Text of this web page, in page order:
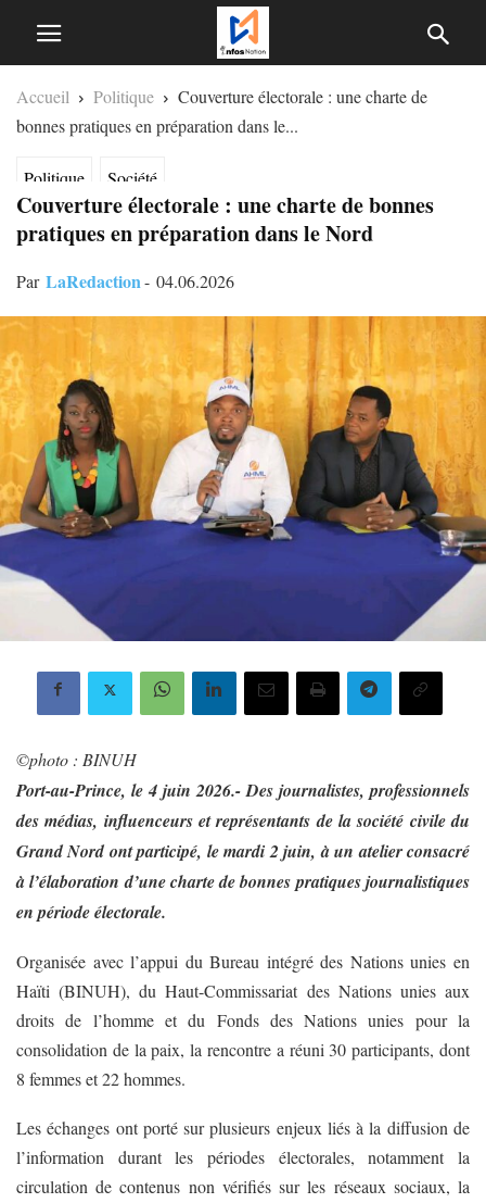
Accueil Politique
Couverture électorale : une charte de
bonnes pratiques en préparation dans le...
Politique Société
Couverture électorale : une charte de bonnes
pratiques en préparation dans le Nord
Par LaRedaction- 04.06.2026
©️photo : BINUH
Port-au-Prince, le 4 juin 2026.- Des journalistes, professionnels
des médias, influenceurs et représentants de la société civile du
Grand Nord ont participé, le mardi 2 juin, à un atelier consacré
à l’élaboration d’une charte de bonnes pratiques journalistiques
en période électorale.
Organisée avec l’appui du Bureau intégré des Nations unies en
Haïti (BINUH), du Haut-Commissariat des Nations unies aux
droits de l’homme et du Fonds des Nations unies pour la
consolidation de la paix, la rencontre a réuni 30 participants, dont
8 femmes et 22 hommes.
Les échanges ont porté sur plusieurs enjeux liés à la diffusion de
l’information durant les périodes électorales, notamment la
circulation de contenus non vérifiés sur les réseaux sociaux, la